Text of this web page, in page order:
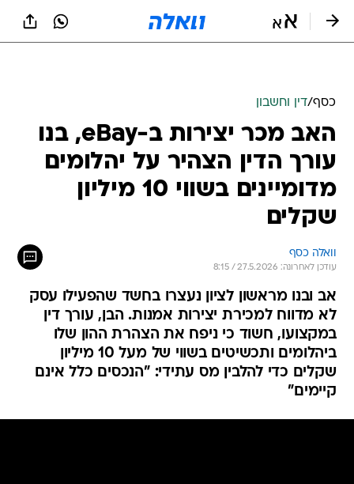
כסף/דין וחשבון
האב מכר יצירות ב-eBay, בנו
עורך הדין הצהיר על יהלומים
מדומיינים בשווי 10 מיליון
שקלים
וואלה כסף
עודכן לאחרונה: 27.5.2026 / 8:15
אב ובנו מראשון לציון נעצרו בחשד שהפעילו עסק
לא מדווח למכירת יצירות אמנות. הבן, עורך דין
במקצועו, חשוד כי ניפח את הצהרת ההון שלו
ביהלומים ותכשיטים בשווי של מעל 10 מיליון
שקלים כדי להלבין מס עתידי: "הנכסים כלל אינם
קיימים"